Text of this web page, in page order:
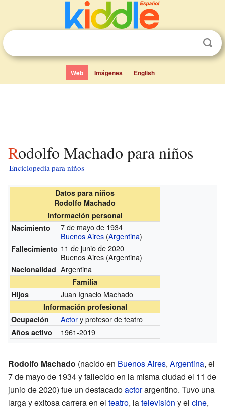
Web Imágenes English
Rodolfo Machado para niños
Enciclopedia para niños
Datos para niños
Rodolfo Machado
Información personal
Nacimiento
7 de mayo de 1934
Buenos Aires (Argentina)
Fallecimiento 11 de junio de 2020
Buenos Aires (Argentina)
Nacionalidad Argentina
Familia
Hijos
Juan Ignacio Machado
Información profesional
Ocupación
Actory profesor de teatro
Años activo 1961-2019
Rodolfo Machado (nacido en Buenos Aires, Argentina, el
7 de mayo de 1934 y fallecido en la misma ciudad el 11 de
junio de 2020) fue un destacadoactorargentino. Tuvo una
larga y exitosa carrera en el teatro, latelevisión y el cine,